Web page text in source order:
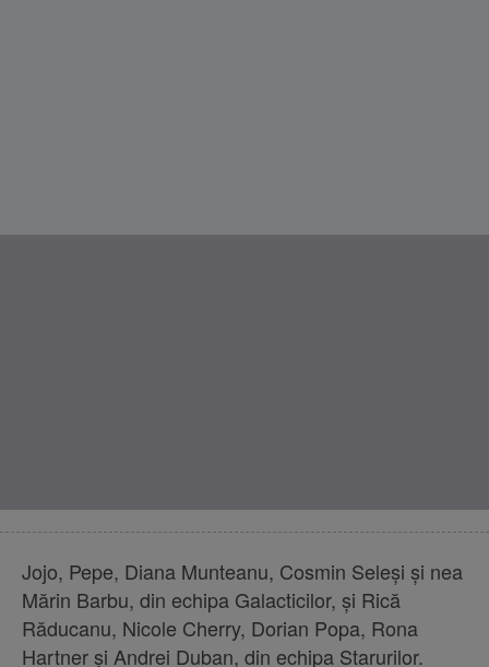
Jojo, Pepe, Diana Munteanu, Cosmin Seleși și nea
Mărin Barbu, din echipa Galacticilor, și Rică
Răducanu, Nicole Cherry, Dorian Popa, Rona
Hartner și Andrei Duban, din echipa Starurilor.